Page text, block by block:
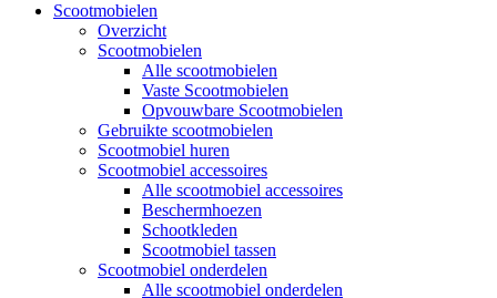
Scootmobielen
Overzicht
Scootmobielen
Alle scootmobielen
Vaste Scootmobielen
Opvouwbare Scootmobielen
Gebruikte scootmobielen
Scootmobiel huren
Scootmobiel accessoires
Alle scootmobiel accessoires
Beschermhoezen
Schootkleden
Scootmobiel tassen
Scootmobiel onderdelen
Alle scootmobiel onderdelen